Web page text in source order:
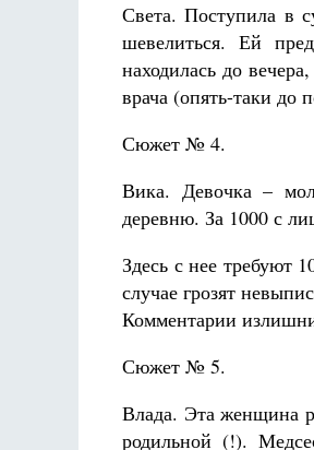
Света. Поступила в
шевелиться. Ей
находилась до
врача (опять-таки до
Сюжет № 4.
Вика. Девочка –
деревню. За 1000 с
Здесь с нее требуют
случае грозят
Комментарии
Сюжет № 5.
Влада. Эта женщина
родильной (!).